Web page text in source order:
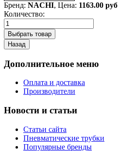
Бренд: NACHI, Цена: 1163.00 руб
Количество:
Дополнительное меню
Оплата и доставка
Производители
Новости и статьи
Статьи сайта
Пневматические трубки
Популярные бренды